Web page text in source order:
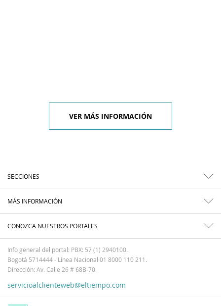
VER MÁS INFORMACIÓN
SECCIONES
MÁS INFORMACIÓN
CONOZCA NUESTROS PORTALES
Info general del portal: PBX: 57 (1) 2940100.
Bogotá 5714444 - Línea Nacional 01 8000 110 211.
Dirección: Av. Calle 26 # 68B-70.
servicioalclienteweb@eltiempo.com